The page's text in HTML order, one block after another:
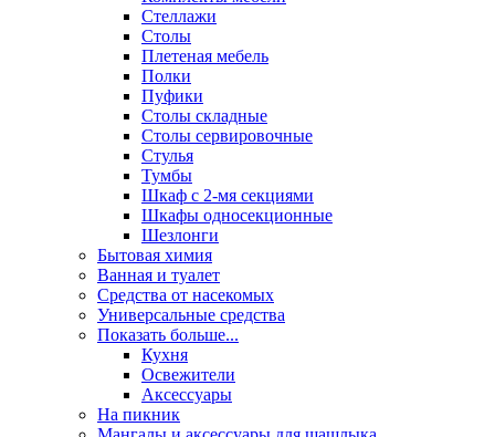
Стеллажи
Столы
Плетеная мебель
Полки
Пуфики
Столы складные
Столы сервировочные
Стулья
Тумбы
Шкаф с 2-мя секциями
Шкафы односекционные
Шезлонги
Бытовая химия
Ванная и туалет
Средства от насекомых
Универсальные средства
Показать больше...
Кухня
Освежители
Аксессуары
На пикник